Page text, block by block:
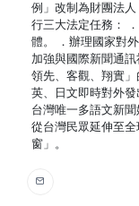
例」改制為財團法
行三大法定任務：
體。 ．辦理國家對
加強與國際新聞通
領先、客觀、翔實」
英、日文即時對外
台灣唯一多語文新
從台灣民眾延伸至
窗」。